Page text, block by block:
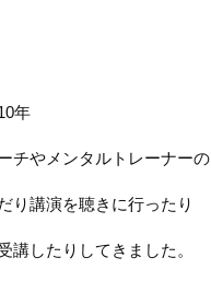
年
チやメンタルトレーナーの
り講演を聴きに行ったり
講したりしてきました。